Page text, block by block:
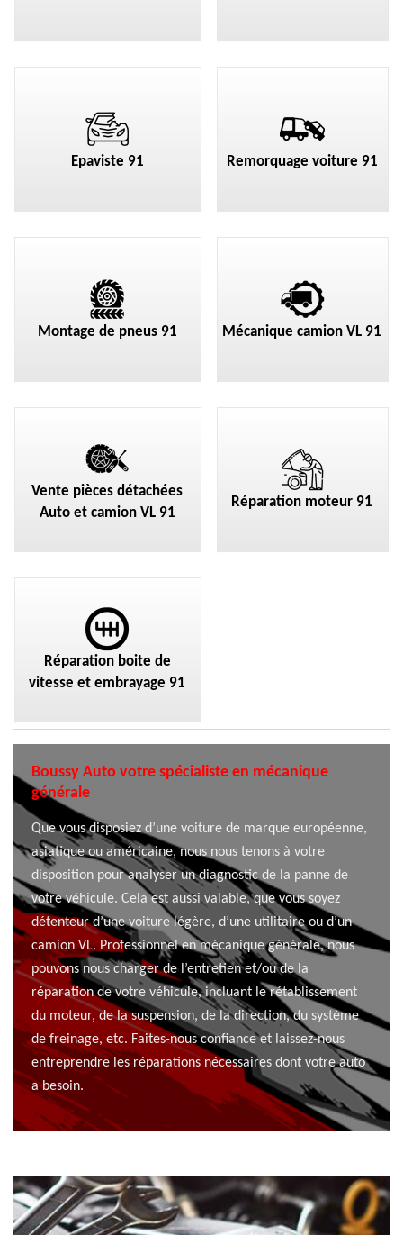
Epaviste 91 Remorquage voiture 91
Montage de pneus 91 Mécanique camion VL 91
Vente pièces détachées
Auto et camion VL 91
Réparation moteur 91
Réparation boite de
vitesse et embrayage 91
Boussy Auto votre spécialiste en mécanique
générale
Que vous disposiez d’une voiture de marque européenne,
asiatique ou américaine, nous nous tenons à votre
disposition pour analyser un diagnostic de la panne de
votre véhicule. Cela est aussi valable, que vous soyez
détenteur d’une voiture légère, d’une utilitaire ou d’un
camion VL. Professionnel en mécanique générale, nous
pouvons nous charger de l’entretien et/ou de la
réparation de votre véhicule, incluant le rétablissement
du moteur, de la suspension, de la direction, du système
de freinage, etc. Faites-nous confiance et laissez-nous
entreprendre les réparations nécessaires dont votre auto
a besoin.